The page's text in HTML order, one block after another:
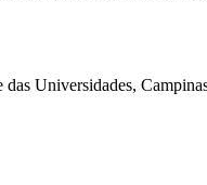
Universidades,